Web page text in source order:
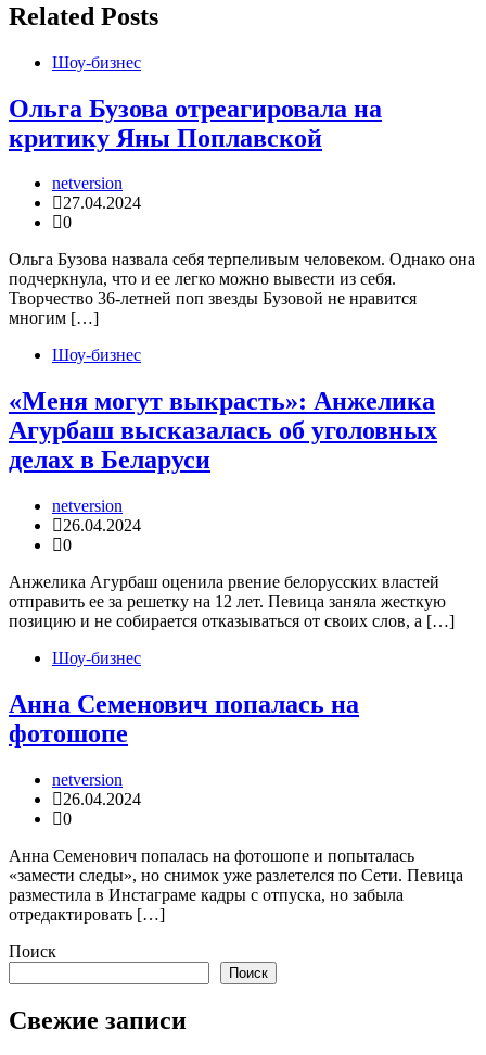
Related Posts
Шоу-бизнес
Ольга Бузова отреагировала на
критику Яны Поплавской
netversion
27.04.2024
0
Ольга Бузова назвала себя терпеливым человеком. Однако она
подчеркнула, что и ее легко можно вывести из себя.
Творчество 36-летней поп звезды Бузовой не нравится
многим […]
Шоу-бизнес
«Меня могут выкрасть»: Анжелика
Агурбаш высказалась об уголовных
делах в Беларуси
netversion
26.04.2024
0
Анжелика Агурбаш оценила рвение белорусских властей
отправить ее за решетку на 12 лет. Певица заняла жесткую
позицию и не собирается отказываться от своих слов, а […]
Шоу-бизнес
Анна Семенович попалась на
фотошопе
netversion
26.04.2024
0
Анна Семенович попалась на фотошопе и попыталась
«замести следы», но снимок уже разлетелся по Сети. Певица
разместила в Инстаграме кадры с отпуска, но забыла
отредактировать […]
Поиск
Поиск
Свежие записи